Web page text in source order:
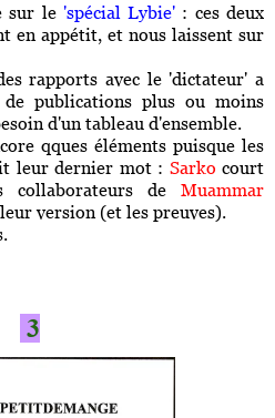
sur le 'spécial Lybie' : ces deux
en appétit, et nous laissent sur
rapports avec le 'dictateur' a
publications plus ou moins
d'un tableau d'ensemble.
qques éléments puisque les
leur dernier mot : Sarko court
collaborateurs de Muammar
version (et les preuves).
3.